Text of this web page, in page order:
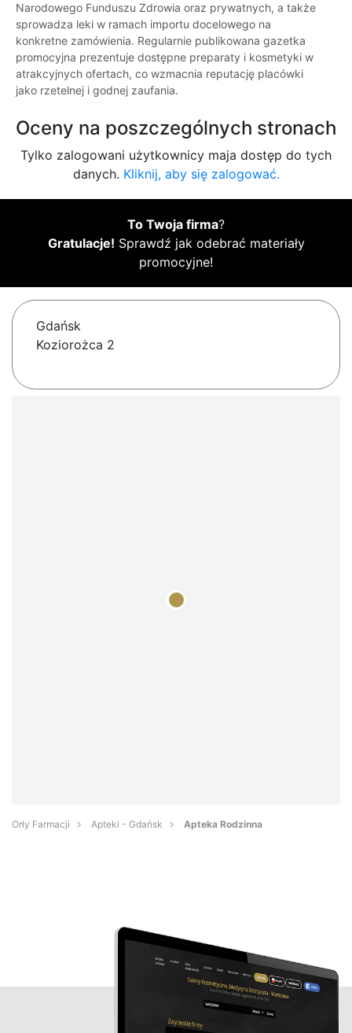
Narodowego Funduszu Zdrowia oraz prywatnych, a także
sprowadza leki w ramach importu docelowego na
konkretne zamówienia. Regularnie publikowana gazetka
promocyjna prezentuje dostępne preparaty i kosmetyki w
atrakcyjnych ofertach, co wzmacnia reputację placówki
jako rzetelnej i godnej zaufania.
Oceny na poszczególnych stronach
Tylko zalogowani użytkownicy maja dostęp do tych
danych. Kliknij, aby się zalogować.
To Twoja firma?
Gratulacje! Sprawdź jak odebrać materiały
promocyjne!
Gdańsk
Koziorożca 2
Orły Farmacji Apteki - Gdańsk Apteka Rodzinna